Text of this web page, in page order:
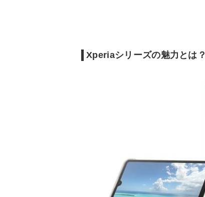
Xperiaシリーズの魅力とは？